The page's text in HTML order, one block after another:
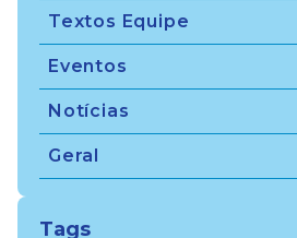
Textos Equipe
Eventos
Notícias
Geral
Tags